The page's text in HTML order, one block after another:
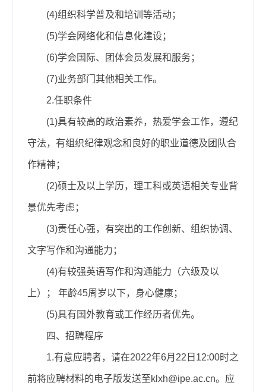
(4)组织科学普及和培训等活动；
(5)学会网络化和信息化建设；
(6)学会国际、团体会员发展和服务；
(7)业务部门其他相关工作。
2.任职条件
(1)具有较高的政治素养，热爱学会工作，遵纪
守法，有组织纪律观念和良好的职业道德及团队合
作精神；
(2)硕士及以上学历，理工科或英语相关专业背
景优先考虑 ；
(3)责任心强，有突出的工作创新、组织协调、
文字写作和沟通能力；
(4)有较强英语写作和沟通能力 （六级及以
上）； 年龄45周岁以下，身心健康；
(5)具有国外教育或工作经历者优先。
四、招聘程序
1.有意应聘者，请在2022年6月22日 12:00时之
前将应聘材料的电子版发送至klxh@ipe.ac.cn。应